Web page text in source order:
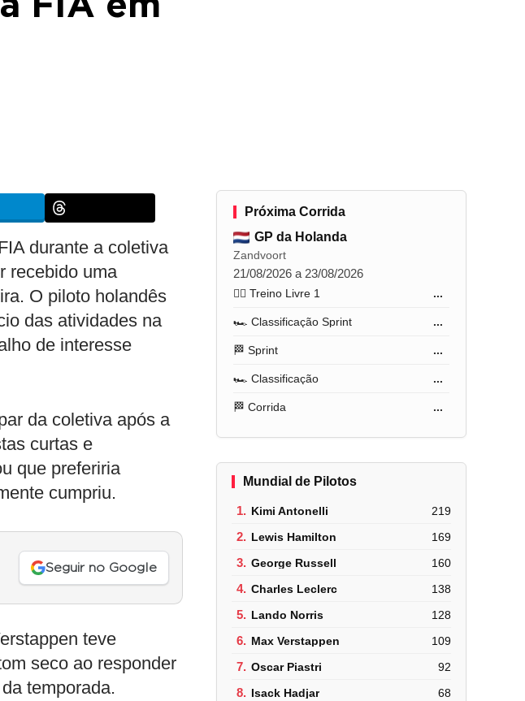
durante a coletiva
recebido uma
O piloto holandês
das atividades na
de interesse
da coletiva após a
curtas e
que preferiria
cumpriu.
Seguir no Google
teve
seco ao responder
temporada.
Próxima Corrida
GP da Holanda
Zandvoort
21/08/2026 a 23/08/2026
🏋️‍♂️ Treino Livre 1 ...
🏎️ Classificação Sprint ...
🏁 Sprint ...
🏎️ Classificação ...
🏁 Corrida ...
Mundial de Pilotos
1. Kimi Antonelli 219
2. Lewis Hamilton 169
3. George Russell 160
4. Charles Leclerc 138
5. Lando Norris 128
6. Max Verstappen 109
7. Oscar Piastri 92
8. Isack Hadjar 68